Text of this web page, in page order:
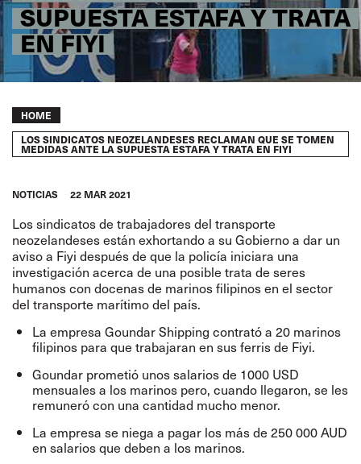
SUPUESTA ESTAFA Y TRATA
EN FIYI
Breadcrumb
HOME
LOS SINDICATOS NEOZELANDESES RECLAMAN QUE SE TOMEN
MEDIDAS ANTE LA SUPUESTA ESTAFA Y TRATA EN FIYI
NOTICIAS 22 MAR 2021
Los sindicatos de trabajadores del transporte
neozelandeses están exhortando a su Gobierno a dar un
aviso a Fiyi después de que la policía iniciara una
investigación acerca de una posible trata de seres
humanos con docenas de marinos filipinos en el sector
del transporte marítimo del país.
La empresa Goundar Shipping contrató a 20 marinos
filipinos para que trabajaran en sus ferris de Fiyi.
Goundar prometió unos salarios de 1000 USD
mensuales a los marinos pero, cuando llegaron, se les
remuneró con una cantidad mucho menor.
La empresa se niega a pagar los más de 250 000 AUD
en salarios que deben a los marinos.